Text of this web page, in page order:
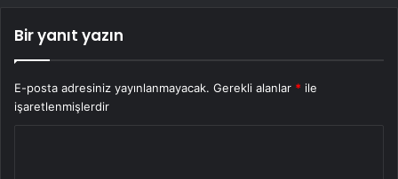
Bir yanıt yazın
E-posta adresiniz yayınlanmayacak. Gerekli alanlar * ile
işaretlenmişlerdir